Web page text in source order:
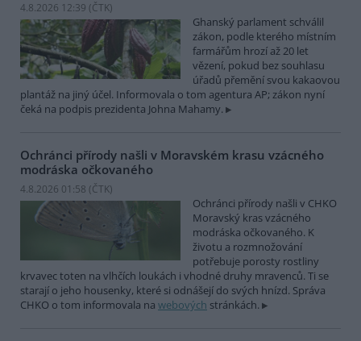
4.8.2026 12:39 (ČTK)
Ghanský parlament schválil
zákon, podle kterého místním
farmářům hrozí až 20 let
vězení, pokud bez souhlasu
úřadů přemění svou kakaovou
plantáž na jiný účel. Informovala o tom agentura AP; zákon nyní
čeká na podpis prezidenta Johna Mahamy.
Ochránci přírody našli v Moravském krasu vzácného
modráska očkovaného
4.8.2026 01:58 (ČTK)
Ochránci přírody našli v CHKO
Moravský kras vzácného
modráska očkovaného. K
životu a rozmnožování
potřebuje porosty rostliny
krvavec toten na vlhčích loukách i vhodné druhy mravenců. Ti se
starají o jeho housenky, které si odnášejí do svých hnízd. Správa
CHKO o tom informovala na webových stránkách.